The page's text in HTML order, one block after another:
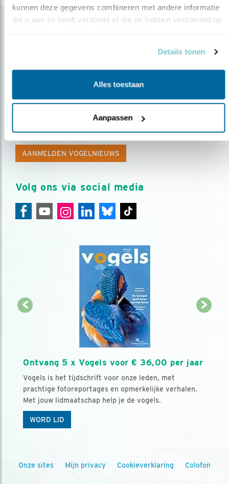
kunnen deze gegevens combineren met andere informatie
die u aan ze heeft verstrekt of die ze hebben verzameld op
Details tonen
Alles toestaan
Aanpassen
Op de hoogte blijven?
Meld je aan en ontvang nieuws, inspiratie, acties en tips
over vogels en activiteiten van Vogelbescherming.
AANMELDEN VOGELNIEUWS
Volg ons via social media
Ontvang 5 x Vogels voor € 36,00 per jaar
Vogels is het tijdschrift voor onze leden, met
prachtige fotoreportages en opmerkelijke verhalen.
Met jouw lidmaatschap help je de vogels.
WORD LID
Onze sites Mijn privacy Cookieverklaring Colofon